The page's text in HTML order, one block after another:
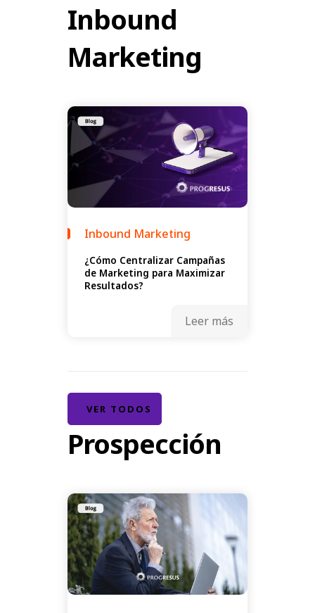
Inbound
Marketing
Inbound Marketing
¿Cómo Centralizar Campañas
de Marketing para Maximizar
Resultados?
Leer más
VER TODOS
Prospección